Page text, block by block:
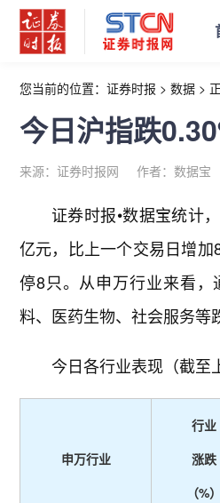
您当前的位置： 证券时报 > 数据 >
今日沪指跌
来源：证券时报网 作者：数据宝
证券时报•数据宝统计
亿元，比上一个交易日增
停8只。从申万行业来看，
料、医药生物、社会服务等
今日各行业表现（截至
申万行业
行业
涨跌
（%）